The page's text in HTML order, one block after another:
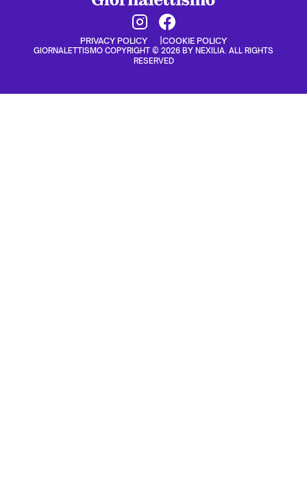
PRIVACY POLICY COOKIE POLICY
GIORNALETTISMO COPYRIGHT © 2026 BY NEXILIA. ALL RIGHTS
RESERVED